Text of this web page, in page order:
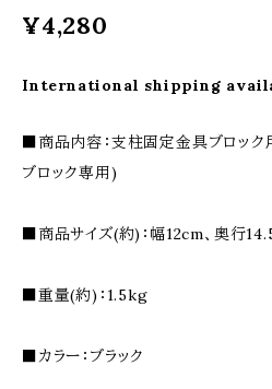
¥4,280
International shipping
■商品内容：支柱固定金具ブロック
ブロック専用)
■商品サイズ(約)：幅12cm、奥行
■重量(約)：1.5kg
■カラー：ブラック